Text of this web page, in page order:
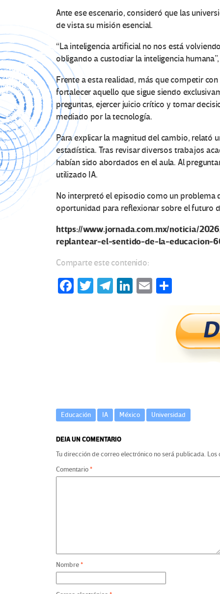
Ante ese escenario, consideró que las
de vista su misión esencial.
“La inteligencia artificial no nos está
obligando a custodiar la inteligencia
Frente a esta realidad, más que competir
fortalecer aquello que sigue siendo
preguntas, ejercer juicio crítico y tomar
mediado por la tecnología.
Para explicar la magnitud del cambio, relató
estadística. Tras revisar diversos trabajos
habían sido abordados en el aula. Al
utilizado IA.
No interpretó el episodio como un
oportunidad para reflexionar sobre el futuro
https://www.jornada.com.mx/noticia/
replantear-el-sentido-de-la-educacion-
Comparte este contenido:
Fa T
Te Li
E
m
p
ar
Educación IA México Universidad
DEJA UN COMENTARIO
Tu dirección de correo electrónico no será publicada. Los
Comentario*
Nombre*